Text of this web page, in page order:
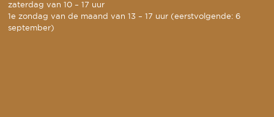
zaterdag van 10 – 17 uur
1e zondag van de maand van 13 – 17 uur (eerstvolgende: 6
september)